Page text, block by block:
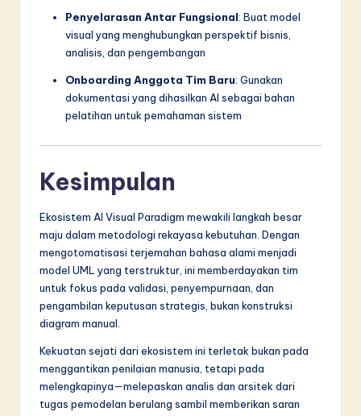
Penyelarasan Antar Fungsional: Buat model
visual yang menghubungkan perspektif bisnis,
analisis, dan pengembangan
Onboarding Anggota Tim Baru: Gunakan
dokumentasi yang dihasilkan AI sebagai bahan
pelatihan untuk pemahaman sistem
Kesimpulan
Ekosistem AI Visual Paradigm mewakili langkah besar
maju dalam metodologi rekayasa kebutuhan. Dengan
mengotomatisasi terjemahan bahasa alami menjadi
model UML yang terstruktur, ini memberdayakan tim
untuk fokus pada validasi, penyempurnaan, dan
pengambilan keputusan strategis, bukan konstruksi
diagram manual.
Kekuatan sejati dari ekosistem ini terletak bukan pada
menggantikan penilaian manusia, tetapi pada
melengkapinya—melepaskan analis dan arsitek dari
tugas pemodelan berulang sambil memberikan saran